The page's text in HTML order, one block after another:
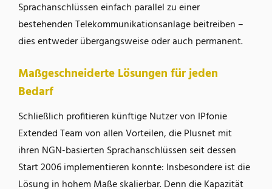
Sprachanschlüssen einfach parallel zu einer
bestehenden Telekommunikationsanlage beitreiben –
dies entweder übergangsweise oder auch permanent.
Maßgeschneiderte Lösungen für jeden
Bedarf
Schließlich profitieren künftige Nutzer von IPfonie
Extended Team von allen Vorteilen, die Plusnet mit
ihren NGN-basierten Sprachanschlüssen seit dessen
Start 2006 implementieren konnte: Insbesondere ist die
Lösung in hohem Maße skalierbar. Denn die Kapazität